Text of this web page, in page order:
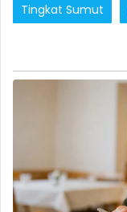
Tingkat Sumut